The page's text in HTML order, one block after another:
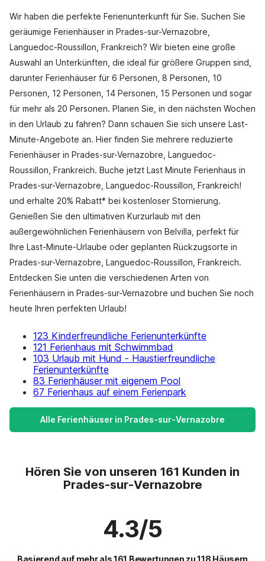
Wir haben die perfekte Ferienunterkunft für Sie. Suchen Sie
geräumige Ferienhäuser in Prades-sur-Vernazobre,
Languedoc-Roussillon, Frankreich? Wir bieten eine große
Auswahl an Unterkünften, die ideal für größere Gruppen sind,
darunter Ferienhäuser für 6 Personen, 8 Personen, 10
Personen, 12 Personen, 14 Personen, 15 Personen und sogar
für mehr als 20 Personen. Planen Sie, in den nächsten Wochen
in den Urlaub zu fahren? Dann schauen Sie sich unsere Last-
Minute-Angebote an. Hier finden Sie mehrere reduzierte
Ferienhäuser in Prades-sur-Vernazobre, Languedoc-
Roussillon, Frankreich. Buche jetzt Last Minute Ferienhaus in
Prades-sur-Vernazobre, Languedoc-Roussillon, Frankreich!
und erhalte 20% Rabatt* bei kostenloser Stornierung.
Genießen Sie den ultimativen Kurzurlaub mit den
außergewöhnlichen Ferienhäusern von Belvilla, perfekt für
Ihre Last-Minute-Urlaube oder geplanten Rückzugsorte in
Prades-sur-Vernazobre, Languedoc-Roussillon, Frankreich.
Entdecken Sie unten die verschiedenen Arten von
Ferienhäusern in Prades-sur-Vernazobre und buchen Sie noch
heute Ihren perfekten Urlaub!
123 Kinderfreundliche Ferienunterkünfte
121 Ferienhaus mit Schwimmbad
103 Urlaub mit Hund - Haustierfreundliche
Ferienunterkünfte
83 Ferienhäuser mit eigenem Pool
67 Ferienhaus auf einem Ferienpark
Alle Ferienhäuser in Prades-sur-Vernazobre
Hören Sie von unseren 161 Kunden in
Prades-sur-Vernazobre
4.3/5
Basierend auf mehr als 161 Bewertungen zu 118 Häusern